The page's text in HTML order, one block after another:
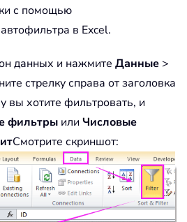
с помощью
в Excel.
данных и нажмите Данные >
стрелку справа от заголовка
вы хотите фильтровать, и
фильтры или Числовые
Смотрите скриншот: